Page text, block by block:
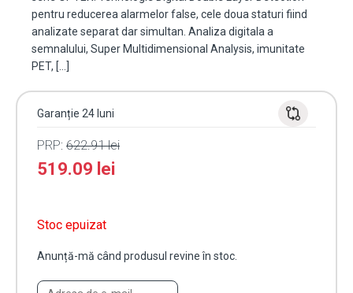
pentru reducerea alarmelor false, cele doua staturi fiind
analizate separat dar simultan. Analiza digitala a
semnalului, Super Multidimensional Analysis, imunitate
PET, […]
Garanție 24 luni
PRP: 622.91lei
519.09 lei
Stoc epuizat
Anunță-mă când produsul revine în stoc.